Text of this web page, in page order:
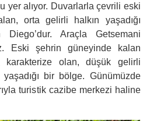
yer alıyor. Duvarlarla çevrili eski
orta gelirli halkın yaşadığı
Araçla Getsemani
Eski şehrin güneyinde kalan
karakterize olan, düşük gelirli
bir bölge. Günümüzde
turistik cazibe merkezi haline